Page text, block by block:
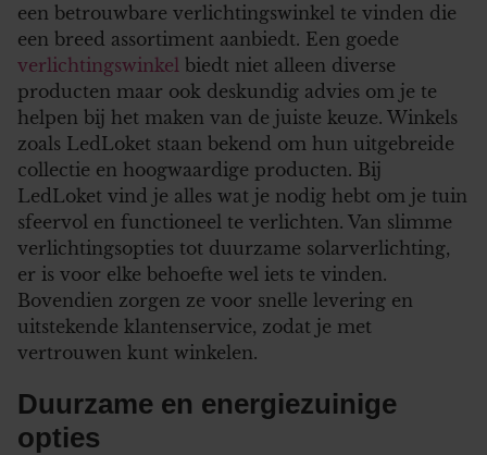
een betrouwbare verlichtingswinkel te vinden die
een breed assortiment aanbiedt. Een goede
verlichtingswinkel biedt niet alleen diverse
producten maar ook deskundig advies om je te
helpen bij het maken van de juiste keuze. Winkels
zoals LedLoket staan bekend om hun uitgebreide
collectie en hoogwaardige producten. Bij
LedLoket vind je alles wat je nodig hebt om je tuin
sfeervol en functioneel te verlichten. Van slimme
verlichtingsopties tot duurzame solarverlichting,
er is voor elke behoefte wel iets te vinden.
Bovendien zorgen ze voor snelle levering en
uitstekende klantenservice, zodat je met
vertrouwen kunt winkelen.
Duurzame en energiezuinige
opties